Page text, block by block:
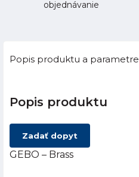
objednávanie
Popis produktu a parametre
Popis produktu
Zadať dopyt
GEBO – Brass